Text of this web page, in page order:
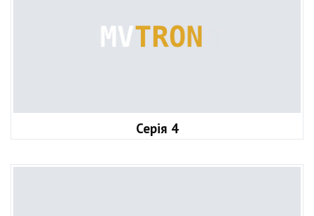
Серія 4